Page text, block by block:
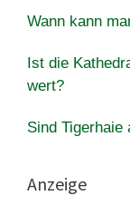
Wann kann
Ist die
wert?
Sind Tigerhaie
Anzeige